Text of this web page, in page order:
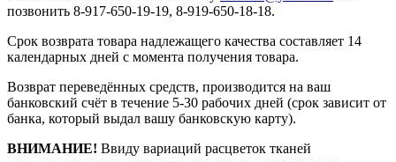
позвонить 8-917-650-19-19, 8-919-650-18-18.
Срок возврата товара надлежащего качества составляет 14
календарных дней с момента получения товара.
Возврат переведённых средств, производится на ваш
банковский счёт в течение 5-30 рабочих дней (срок зависит от
банка, который выдал вашу банковскую карту).
ВНИМАНИЕ! Ввиду вариаций расцветок тканей